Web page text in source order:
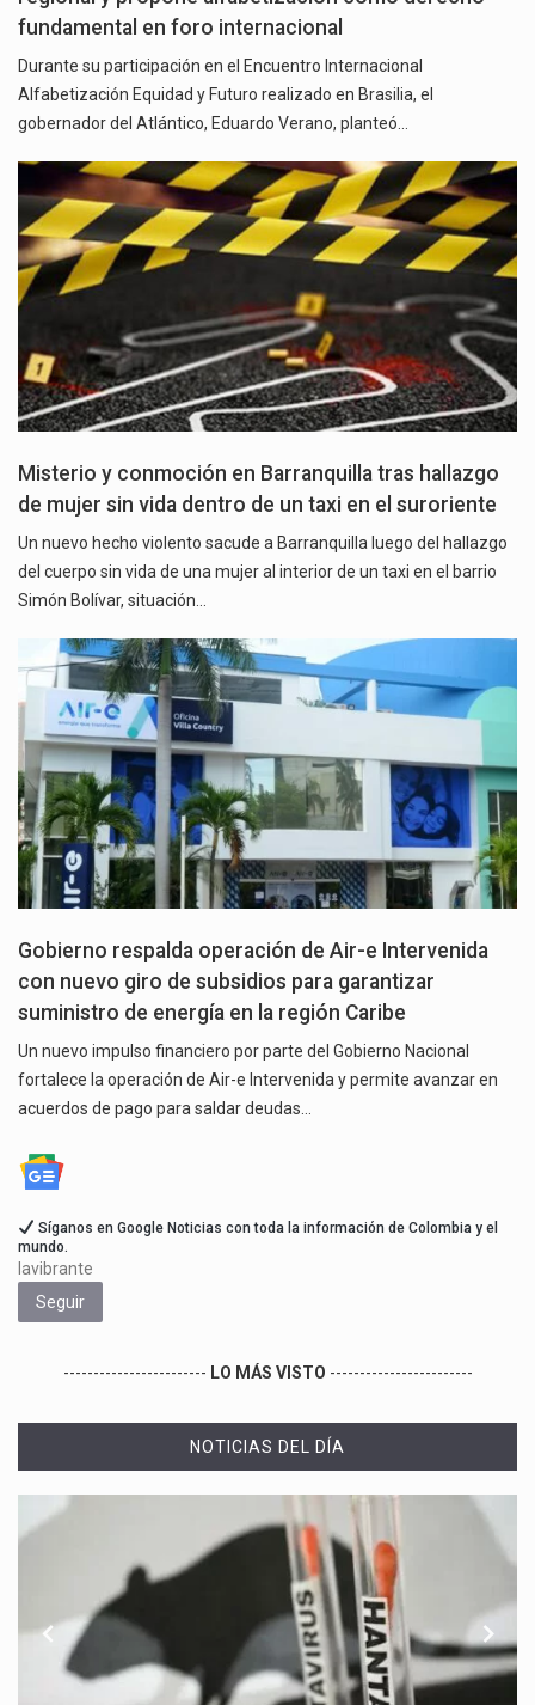
fundamental en foro internacional
Durante su participación en el Encuentro Internacional
Alfabetización Equidad y Futuro realizado en Brasilia, el
gobernador del Atlántico, Eduardo Verano, planteó…
Misterio y conmoción en Barranquilla tras hallazgo
de mujer sin vida dentro de un taxi en el suroriente
Un nuevo hecho violento sacude a Barranquilla luego del hallazgo
del cuerpo sin vida de una mujer al interior de un taxi en el barrio
Simón Bolívar, situación…
Gobierno respalda operación de Air-e Intervenida
con nuevo giro de subsidios para garantizar
suministro de energía en la región Caribe
Un nuevo impulso financiero por parte del Gobierno Nacional
fortalece la operación de Air-e Intervenida y permite avanzar en
acuerdos de pago para saldar deudas…
Síganos en Google Noticias con toda la información de Colombia y el
mundo.
lavibrante
Seguir
------------------------ LO MÁS VISTO ------------------------
NOTICIAS DEL DÍA